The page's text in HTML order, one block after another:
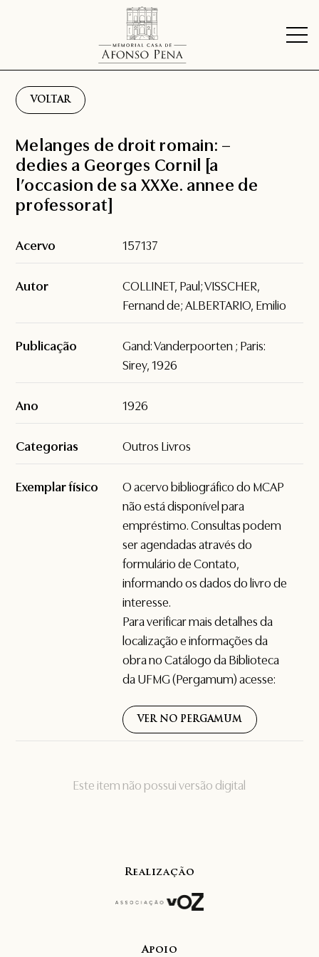
VOLTAR
Este item não possui versão digital
Melanges de droit romain: –
dedies a Georges Cornil [a
l’occasion de sa XXXe. annee de
professorat]
Acervo 157137
Autor
COLLINET, Paul; VISSCHER,
Fernand de; ALBERTARIO, Emilio
Publicação
Gand: Vanderpoorten ; Paris:
Sirey, 1926
Ano 1926
Categorias Outros Livros
Exemplar físico
O acervo bibliográfico do MCAP
não está disponível para
empréstimo. Consultas podem
ser agendadas através do
formulário deContato,
informando os dados do livro de
interesse.
Para verificar mais detalhes da
localização e informações da
obra no Catálogo da Biblioteca
da UFMG (Pergamum) acesse:
VER NO PERGAMUM
Realização
Apoio